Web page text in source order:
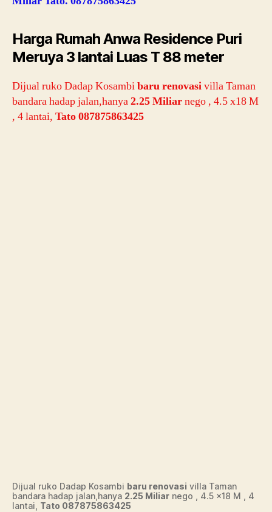
Harga Rumah Anwa Residence Puri
Meruya 3 lantai Luas T 88 meter
Dijual ruko Dadap Kosambibaru renovasivilla Taman
bandara hadap jalan,hanya2.25 Miliarnego , 4.5 x18 M
, 4 lantai, Tato 087875863425
Dijual ruko Dadap Kosambi baru renovasi villa Taman
bandara hadap jalan,hanya 2.25 Miliar nego , 4.5 x18 M , 4
lantai, Tato 087875863425